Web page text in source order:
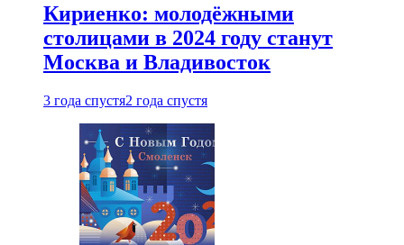
Кириенко: молодёжными
столицами в 2024 году станут
Москва и Владивосток
3 года спустя2 года спустя